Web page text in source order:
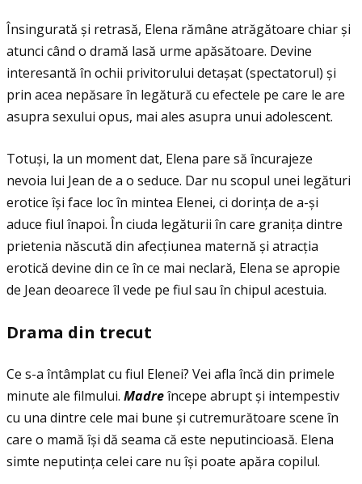
Însingurată și retrasă, Elena rămâne atrăgătoare chiar și
atunci când o dramă lasă urme apăsătoare. Devine
interesantă în ochii privitorului detașat (spectatorul) și
prin acea nepăsare în legătură cu efectele pe care le are
asupra sexului opus, mai ales asupra unui adolescent.
Totuși, la un moment dat, Elena pare să încurajeze
nevoia lui Jean de a o seduce. Dar nu scopul unei legături
erotice își face loc în mintea Elenei, ci dorinţa de a-și
aduce fiul înapoi. În ciuda legăturii în care graniţa dintre
prietenia născută din afecţiunea maternă și atracţia
erotică devine din ce în ce mai neclară, Elena se apropie
de Jean deoarece îl vede pe fiul sau în chipul acestuia.
Drama din trecut
Ce s-a întâmplat cu fiul Elenei? Vei afla încă din primele
minute ale filmului. Madreîncepe abrupt și intempestiv
cu una dintre cele mai bune și cutremurătoare scene în
care o mamă își dă seama că este neputincioasă. Elena
simte neputinţa celei care nu își poate apăra copilul.